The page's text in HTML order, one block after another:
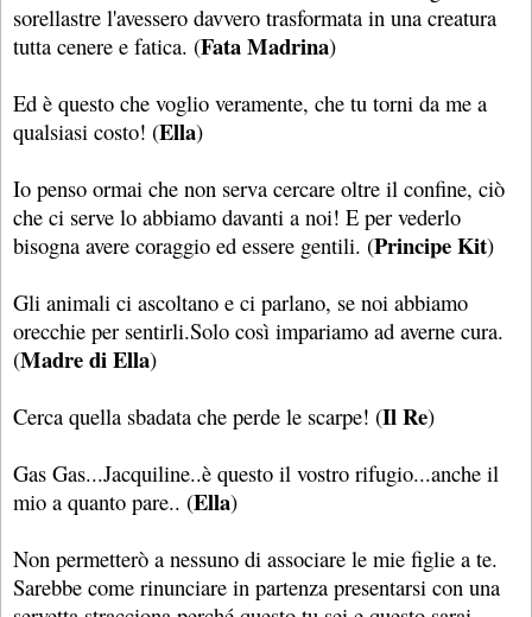
sorellastre l'avessero davvero trasformata in una creatura
tutta cenere e fatica. (Fata Madrina)
Ed è questo che voglio veramente, che tu torni da me a
qualsiasi costo! (Ella)
Io penso ormai che non serva cercare oltre il confine, ciò
che ci serve lo abbiamo davanti a noi! E per vederlo
bisogna avere coraggio ed essere gentili. (Principe Kit)
Gli animali ci ascoltano e ci parlano, se noi abbiamo
orecchie per sentirli.Solo così impariamo ad averne cura.
(Madre di Ella)
Cerca quella sbadata che perde le scarpe! (Il Re)
Gas Gas...Jacquiline..è questo il vostro rifugio...anche il
mio a quanto pare.. (Ella)
Non permetterò a nessuno di associare le mie figlie a te.
Sarebbe come rinunciare in partenza presentarsi con una